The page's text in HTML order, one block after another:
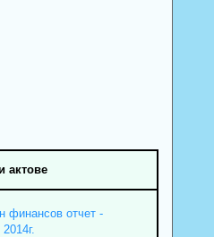
актове
финансов отчет -